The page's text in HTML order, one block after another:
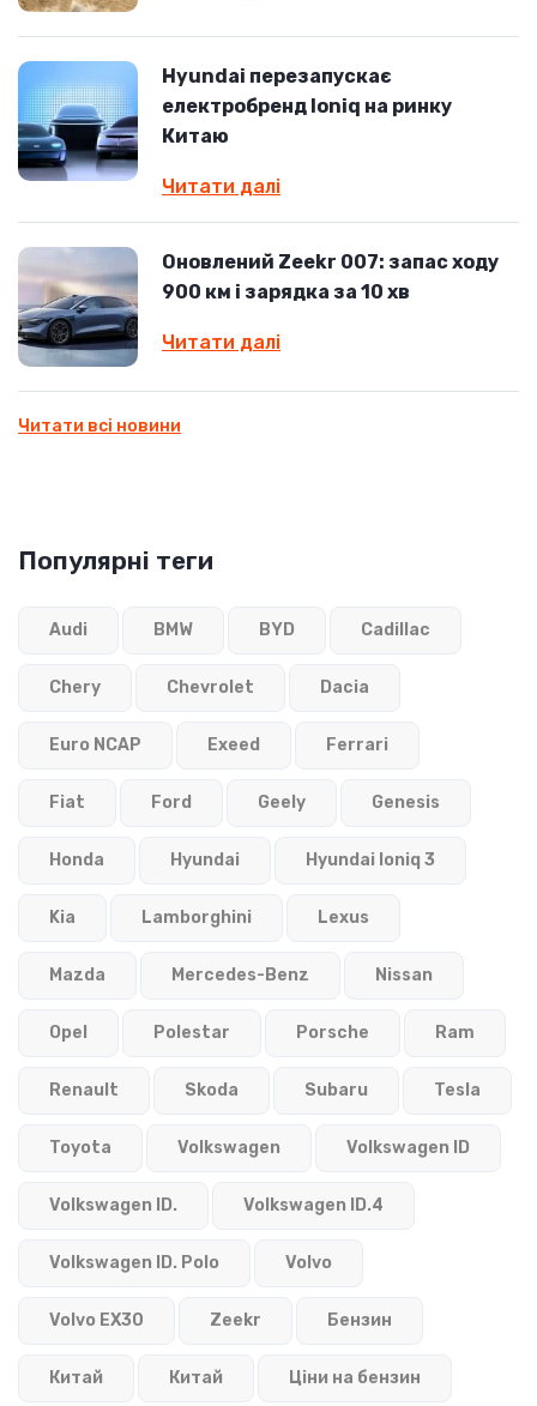
Hyundai перезапускає
електробренд Ioniq на ринку
Китаю
Читати далі
Оновлений Zeekr 007: запас ходу
900 км і зарядка за 10 хв
Читати далі
Читати всі новини
Популярні теги
Audi BMW BYD Cadillac
Chery Chevrolet Dacia
Euro NCAP Exeed Ferrari
Fiat Ford Geely Genesis
Honda Hyundai Hyundai Ioniq 3
Kia Lamborghini Lexus
Mazda Mercedes-Benz Nissan
Opel Polestar Porsche Ram
Renault Skoda Subaru Tesla
Toyota Volkswagen Volkswagen ID
Volkswagen ID. Volkswagen ID.4
Volkswagen ID. Polo Volvo
Volvo EX30 Zeekr Бензин
Китай Китай Ціни на бензин